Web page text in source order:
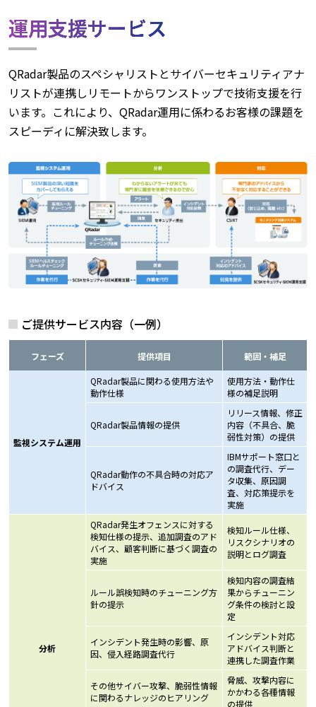
運用支援サービス
QRadar製品のスペシャリストとサイバーセキュリティアナ
リストが連携しリモートからワンストップで技術支援を行
います。これにより、QRadar運用に係わるお客様の課題を
スピーディに解決致します。
ご提供サービス内容（一例）
フェーズ 提供項目 範囲・補足
監視システム運用
QRadar製品に関わる使用方法や
動作仕様
使用方法・動作仕
様の補足説明
QRadar製品情報の提供
リリース情報、修正
内容（不具合、脆
弱性対策）の提供
QRadar動作の不具合時の対応ア
ドバイス
IBMサポート窓口と
の調査代行、デー
タ収集、原因調
査、対応策提示を
実施
分析
QRadar発生オフェンスに対する
検知仕様の提示、追加調査のアド
バイス、顧客判断に基づく調査の
実施
検知ルール仕様、
リスクシナリオの
説明とログ調査
ルール誤検知時のチューニング方
針の提示
検知内容の調査結
果からチューニン
グ条件の検討と設
定
インシデント発生時の影響、原
因、侵入経路調査代行
インシデント対応
アドバイス判断と
連携した調査作業
その他サイバー攻撃、脆弱性情報
に関わるナレッジのヒアリング
脅威、攻撃内容に
かかわる各種情報
の提供